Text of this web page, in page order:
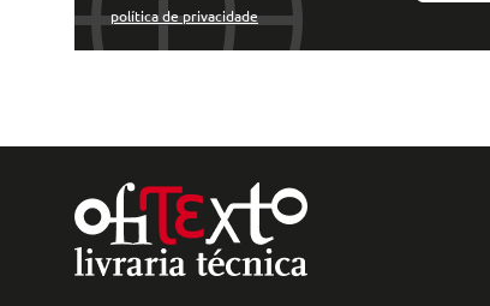
política de privacidade